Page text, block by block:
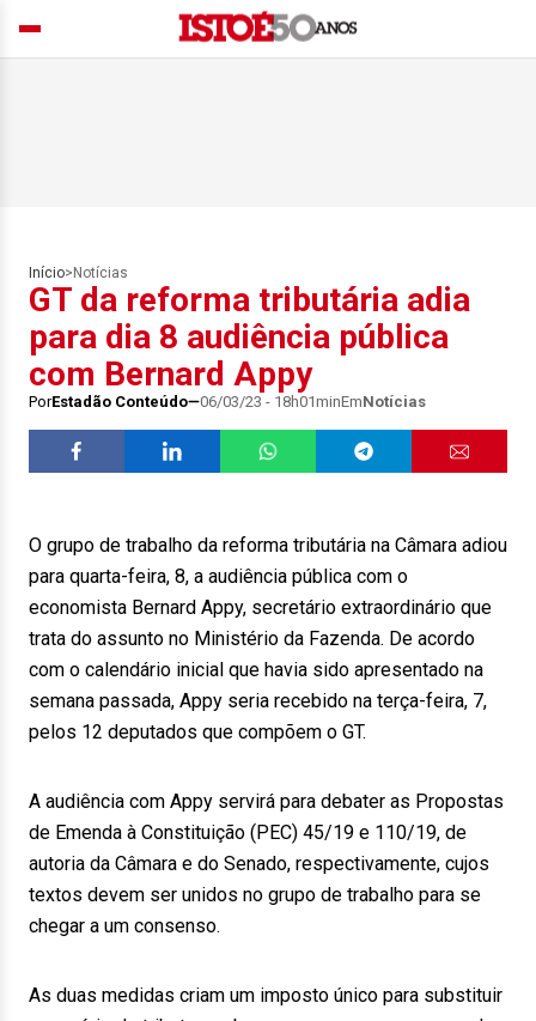
Início> Notícias
GT da reforma tributária adia
para dia 8 audiência pública
com Bernard Appy
PorEstadão Conteúdo 06/03/23 - 18h01minEmNotícias
O grupo de trabalho da reforma tributária na Câmara adiou
para quarta-feira, 8, a audiência pública com o
economista Bernard Appy, secretário extraordinário que
trata do assunto no Ministério da Fazenda. De acordo
com o calendário inicial que havia sido apresentado na
semana passada, Appy seria recebido na terça-feira, 7,
pelos 12 deputados que compõem o GT.
A audiência com Appy servirá para debater as Propostas
de Emenda à Constituição (PEC) 45/19 e 110/19, de
autoria da Câmara e do Senado, respectivamente, cujos
textos devem ser unidos no grupo de trabalho para se
chegar a um consenso.
As duas medidas criam um imposto único para substituir